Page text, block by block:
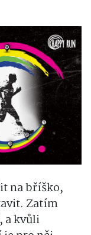
na bříško,
Zatím
a kvůli